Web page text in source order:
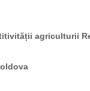
agriculturii